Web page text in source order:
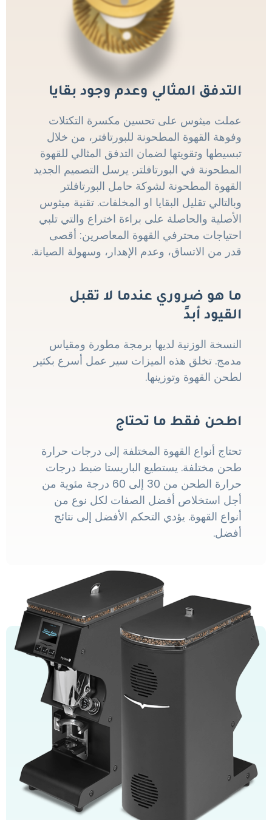
التدفق المثالي وعدم وجود بقايا
عملت ميثوس على تحسين مكسرة التكتلات
وفوهة القهوة المطحونة للبورتافتر، من خلال
تبسيطها وتقويتها لضمان التدفق المثالي للقهوة
المطحونة في البورتافلتر. يرسل التصميم الجديد
القهوة المطحونة لشوكة حامل البورتافلتر
وبالتالي تقليل البقايا او المخلفات. تقنية ميثوس
الأصلية والحاصلة على براءة اختراع والتي تلبي
احتياجات محترفي القهوة المعاصرين: أقصى
قدر من الاتساق، وعدم الإهدار، وسهولة الصيانة.
ما هو ضروري عندما لا تقبل
القيود أبدً
النسخة الوزنية لديها برمجة مطورة ومقياس
مدمج. تخلق هذه الميزات سير عمل أسرع بكثير
لطحن القهوة وتوزينها.
اطحن فقط ما تحتاج
تحتاج أنواع القهوة المختلفة إلى درجات حرارة
طحن مختلفة. يستطيع الباريستا ضبط درجات
حرارة الطحن من 30 إلى 60 درجة مئوية من
أجل استخلاص أفضل الصفات لكل نوع من
أنواع القهوة. يؤدي التحكم الأفضل إلى نتائج
أفضل.